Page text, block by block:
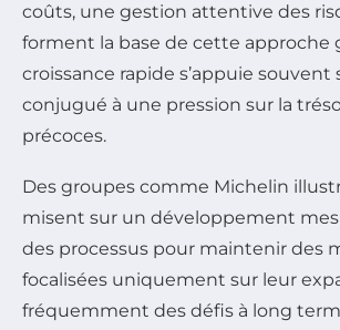
coûts, une gestion attentive des
forment la base de cette approche
croissance rapide s’appuie
conjugué à une pression sur la
précoces.
Des groupes comme Michelin
misent sur un développement
des processus pour maintenir des
focalisées uniquement sur leur
fréquemment des défis à long